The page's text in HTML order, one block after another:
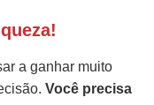
a ganhar muito
Você precisa